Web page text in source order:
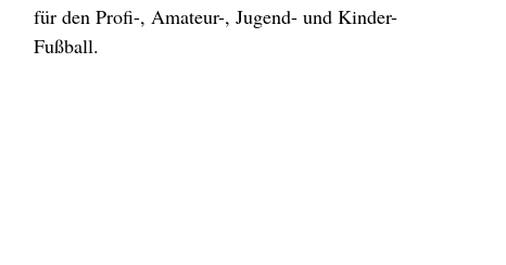
für den Profi-, Amateur-, Jugend- und Kinder-
Fußball.